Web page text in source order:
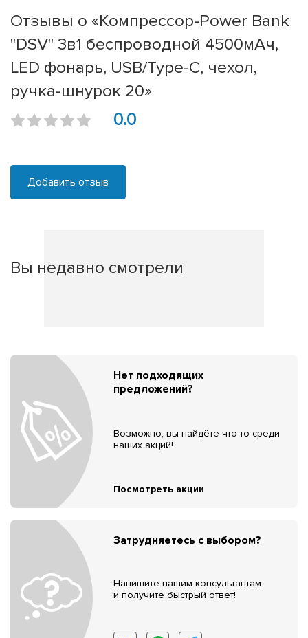
Отзывы о «Компрессор-Power Bank
"DSV" 3в1 беспроводной 4500мАч,
LED фонарь, USB/Type-C, чехол,
ручка-шнурок 20»
0.0
Добавить отзыв
Вы недавно смотрели
Нет подходящих
предложений?
Возможно, вы найдёте что-то среди
наших акций!
Посмотреть акции
Затрудняетесь с выбором?
Напишите нашим консультантам
и получите быстрый ответ!